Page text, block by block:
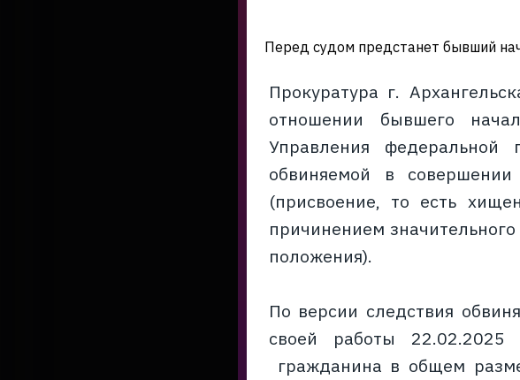
Перед судом предстанет бывший
Прокуратура г.
отношении бывшего
Управления федеральной
обвиняемой в
(присвоение, то есть
причинением
положения).
По версии следствия
своей работы
гражданина в общем